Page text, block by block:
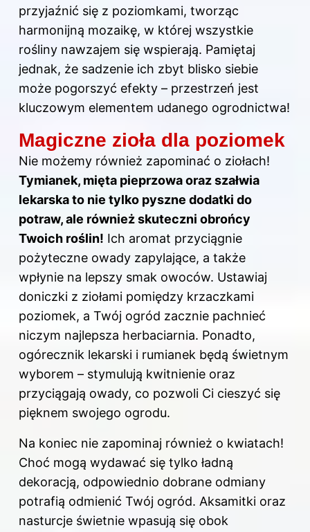
przyjaźnić się z poziomkami, tworząc
harmonijną mozaikę, w której wszystkie
rośliny nawzajem się wspierają. Pamiętaj
jednak, że sadzenie ich zbyt blisko siebie
może pogorszyć efekty – przestrzeń jest
kluczowym elementem udanego ogrodnictwa!
Magiczne zioła dla poziomek
Nie możemy również zapominać o ziołach!
Tymianek, mięta pieprzowa oraz szałwia
lekarska to nie tylko pyszne dodatki do
potraw, ale również skuteczni obrońcy
Twoich roślin! Ich aromat przyciągnie
pożyteczne owady zapylające, a także
wpłynie na lepszy smak owoców. Ustawiaj
doniczki z ziołami pomiędzy krzaczkami
poziomek, a Twój ogród zacznie pachnieć
niczym najlepsza herbaciarnia. Ponadto,
ogórecznik lekarski i rumianek będą świetnym
wyborem – stymulują kwitnienie oraz
przyciągają owady, co pozwoli Ci cieszyć się
pięknem swojego ogrodu.
Na koniec nie zapominaj również o kwiatach!
Choć mogą wydawać się tylko ładną
dekoracją, odpowiednio dobrane odmiany
potrafią odmienić Twój ogród. Aksamitki oraz
nasturcje świetnie wpasują się obok